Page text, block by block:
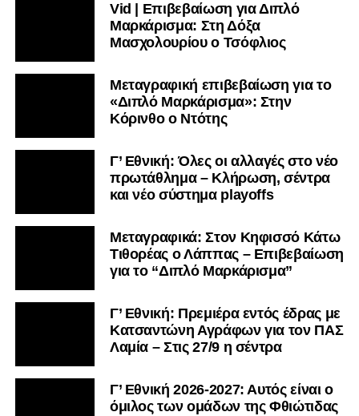
Vid | Επιβεβαίωση για Διπλό
Μαρκάρισμα: Στη Δόξα
Μασχολουρίου ο Τσόφλιος
Μεταγραφική επιβεβαίωση για το
«Διπλό Μαρκάρισμα»: Στην
Κόρινθο ο Ντότης
Γ’ Εθνική: Όλες οι αλλαγές στο νέο
πρωτάθλημα – Κλήρωση, σέντρα
και νέο σύστημα playoffs
Μεταγραφικά: Στον Κηφισσό Κάτω
Τιθορέας ο Λάππας – Επιβεβαίωση
για το “Διπλό Μαρκάρισμα”
Γ’ Εθνική: Πρεμιέρα εντός έδρας με
Κατσαντώνη Αγράφων για τον ΠΑΣ
Λαμία – Στις 27/9 η σέντρα
Γ’ Εθνική 2026-2027: Αυτός είναι ο
όμιλος των ομάδων της Φθιώτιδας